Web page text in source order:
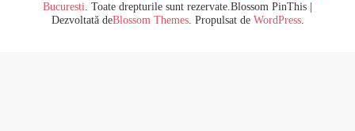
Bucuresti. Toate drepturile sunt rezervate.Blossom PinThis |
Dezvoltată deBlossom Themes. Propulsat de WordPress.